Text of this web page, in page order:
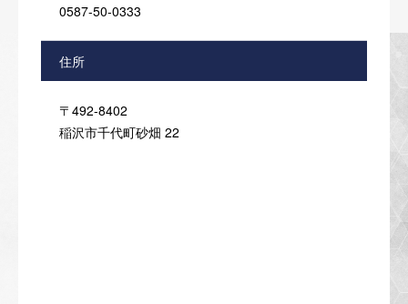
0587-50-0333
住所
〒492-8402
稲沢市千代町砂畑 22